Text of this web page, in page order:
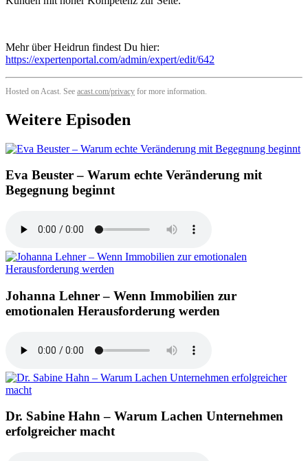
Mehr über Heidrun findest Du hier:
https://expertenportal.com/admin/expert/edit/642
Hosted on Acast. See acast.com/privacy for more information.
Weitere Episoden
Eva Beuster – Warum echte Veränderung mit
Begegnung beginnt
Johanna Lehner – Wenn Immobilien zur
emotionalen Herausforderung werden
Dr. Sabine Hahn – Warum Lachen Unternehmen
erfolgreicher macht